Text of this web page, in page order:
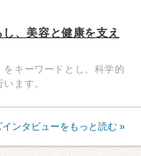
、美容と健康を支え
をキーワードとし、科学的
ます。
インタビューをもっと読む »